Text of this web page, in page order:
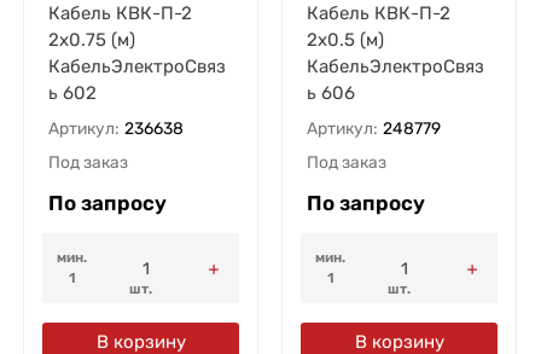
Кабель КВК-П-2
2х0.75 (м)
КабельЭлектроСвяз
ь 602
Артикул: 236638
Под заказ
По запросу
мин.
1
шт.
В корзину
Кабель КВК-П-2
2х0.5 (м)
КабельЭлектроСвяз
ь 606
Артикул: 248779
Под заказ
По запросу
мин.
1
шт.
В корзину